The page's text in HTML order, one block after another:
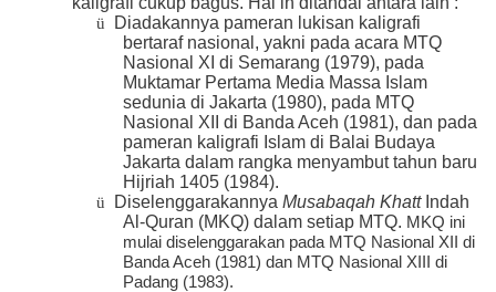
ü
Diadakannya pameran lukisan kaligrafi
bertaraf nasional, yakni pada acara MTQ
Nasional XI di Semarang (1979), pada
Muktamar Pertama Media Massa Islam
sedunia di Jakarta (1980), pada MTQ
Nasional XII di Banda Aceh (1981), dan pada
pameran kaligrafi Islam di Balai Budaya
Jakarta dalam rangka menyambut tahun baru
Hijriah 1405 (1984).
ü Diselenggarakannya Musabaqah KhattIndah
Al-Quran (MKQ) dalam setiap MTQ. MKQ ini
mulai diselenggarakan pada MTQ Nasional XII di
Banda Aceh (1981) dan MTQ Nasional XIII di
Padang (1983).